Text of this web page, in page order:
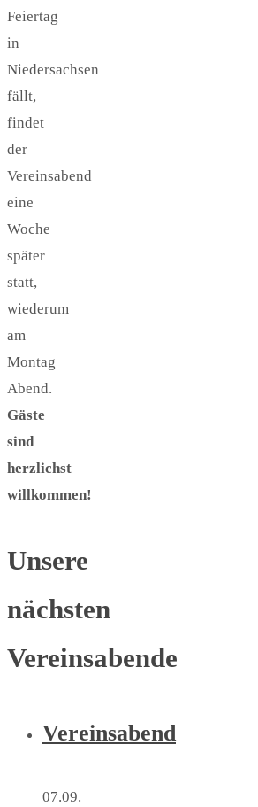
Feiertag
in
Niedersachsen
fällt,
findet
der
Vereinsabend
eine
Woche
später
statt,
wiederum
am
Montag
Abend.
Gäste
sind
herzlichst
willkommen!
Unsere
nächsten
Vereinsabende
Vereinsabend
07.09.